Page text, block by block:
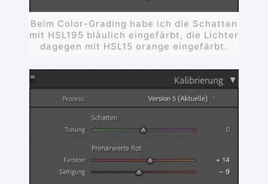
Beim Color-Grading habe ich die Schatten
mit HSL195 bläulich eingefärbt, die Lichter
dagegen mit HSL15 orange eingefärbt.